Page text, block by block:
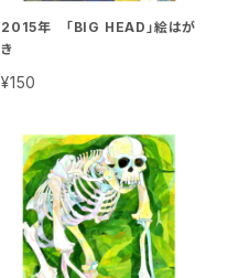
2015年 「BIG HEAD」絵はが
き
¥150